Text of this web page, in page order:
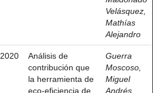
Velásquez,
Mathías
Alejandro
2020
Análisis de
contribución que
la herramienta de
eco-eficiencia de
Guerra
Moscoso,
Miguel
Andrés,